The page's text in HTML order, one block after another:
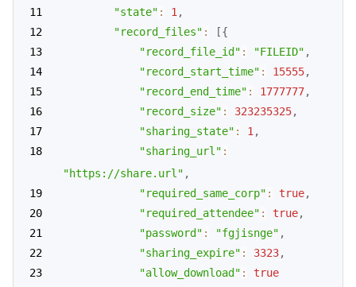
"state" : 1 ,
"record_files" : [{
"record_file_id" : "FILEID" ,
"record_start_time" : 15555,
"record_end_time" : 1777777,
"record_size" : 323235325,
"sharing_state" : 1 ,
"sharing_url" :
"https://share.url" ,
"required_same_corp" : true,
"required_attendee" : true,
"password" : "fgjisnge" ,
"sharing_expire" : 3323,
"allow_download" :
true